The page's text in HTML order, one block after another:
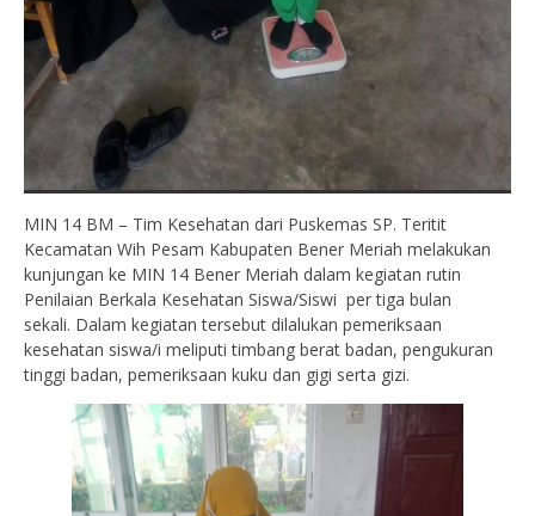
MIN 14 BM – Tim Kesehatan dari Puskemas SP. Teritit
Kecamatan Wih Pesam Kabupaten Bener Meriah melakukan
kunjungan ke MIN 14 Bener Meriah dalam kegiatan rutin
Penilaian Berkala Kesehatan Siswa/Siswi per tiga bulan
sekali. Dalam kegiatan tersebut dilalukan pemeriksaan
kesehatan siswa/i meliputi timbang berat badan, pengukuran
tinggi badan, pemeriksaan kuku dan gigi serta gizi.